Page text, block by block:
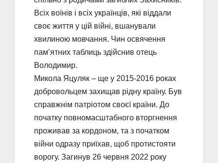
Всіх воїнів і всіх українців, які віддали
своє життя у цій війні, вшанували
хвилиною мовчання. Чин освячення
пам’ятних таблиць здійснив отець
Володимир.
Микола Яцуляк – ще у 2015-2016 роках
добровольцем захищав рідну країну. Був
справжнім патріотом своєї країни. До
початку повномасштабного вторгнення
проживав за кордоном, та з початком
війни одразу приїхав, щоб протистояти
ворогу. Загинув 26 червня 2022 року